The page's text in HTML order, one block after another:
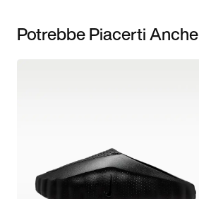
Potrebbe Piacerti Anche